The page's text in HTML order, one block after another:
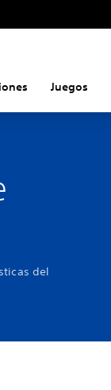
Juegos
del